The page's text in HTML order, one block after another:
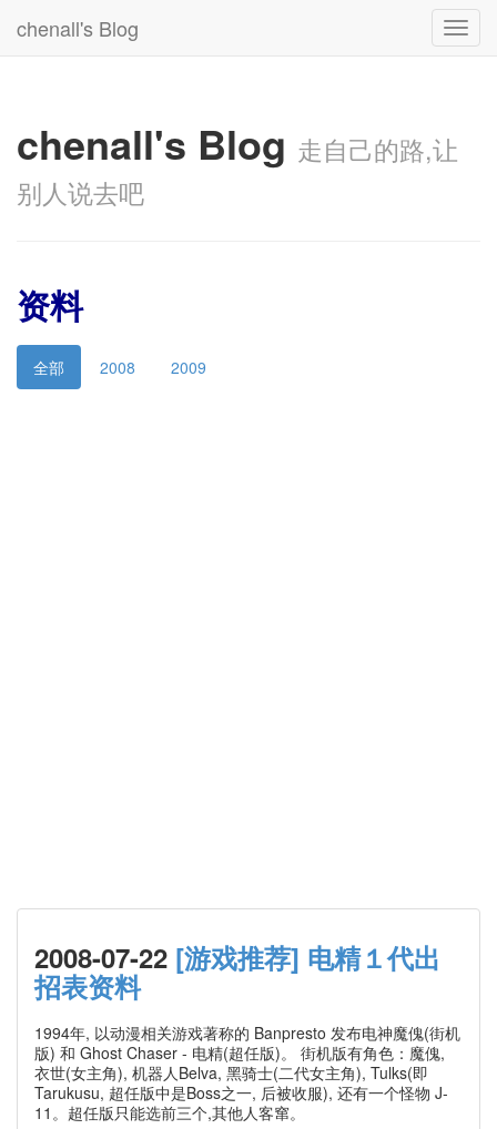
chenall's Blog
chenall's Blog 走自己的路,让
别人说去吧
资料
全部 2008 2009
2008-07-22 [游戏推荐] 电精１代出
招表资料
1994年, 以动漫相关游戏著称的 Banpresto 发布电神魔傀(街机
版) 和 Ghost Chaser - 电精(超任版)。 街机版有角色：魔傀,
衣世(女主角), 机器人Belva, 黑骑士(二代女主角), Tulks(即
Tarukusu, 超任版中是Boss之一, 后被收服), 还有一个怪物 J-
11。超任版只能选前三个,其他人客窜。